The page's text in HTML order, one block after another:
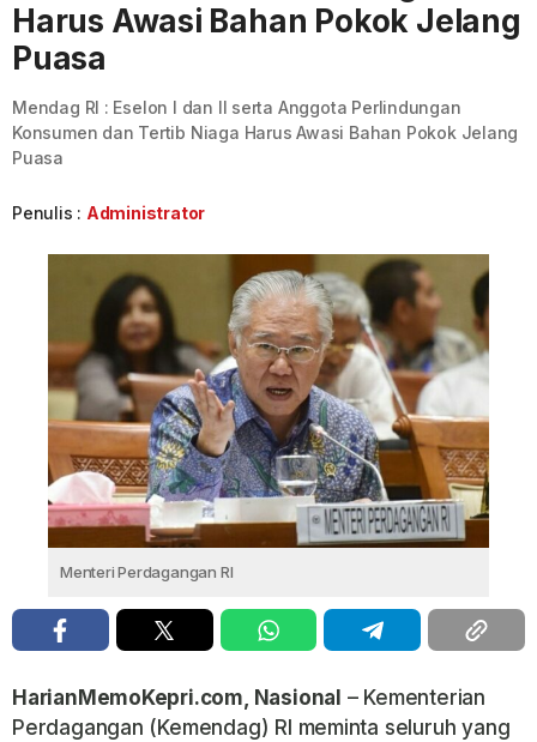
Harus Awasi Bahan Pokok Jelang
Puasa
Mendag RI : Eselon I dan II serta Anggota Perlindungan
Konsumen dan Tertib Niaga Harus Awasi Bahan Pokok Jelang
Puasa
Penulis : Administrator
Menteri Perdagangan RI
HarianMemoKepri.com, Nasional – Kementerian
Perdagangan (Kemendag) RI meminta seluruh yang